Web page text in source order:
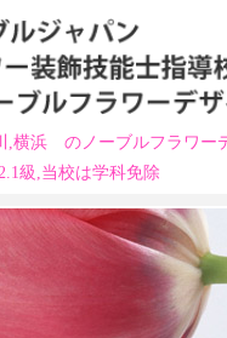
,横浜 のノーブルフラワー
級,当校は学科免除